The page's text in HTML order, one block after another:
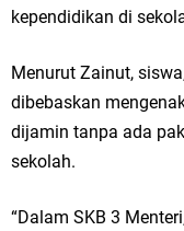
kependidikan di
Menurut Zainut,
dibebaskan
dijamin tanpa ada
sekolah.
“Dalam SKB 3